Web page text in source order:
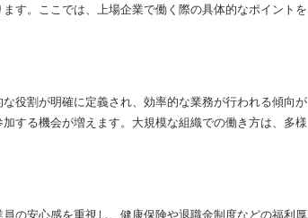
す。ここでは、上場企業で働く際の具体的なポイントを
役割が明確に定義され、効率的な業務が行われる傾向が
する機会が増えます。大規模な組織での働き方は、多様
の安心感を重視し、健康保険や退職金制度などの福利厚